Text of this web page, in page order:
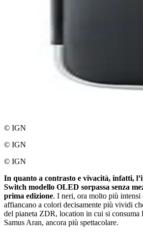
© IGN
© IGN
© IGN
In quanto a contrasto e vivacità, infatti,
Switch modello OLED sorpassa senza
prima edizione. I neri, ora molto più intensi
affiancano a colori decisamente più vividi
del pianeta ZDR, location in cui si consuma
Samus Aran, ancora più spettacolare.